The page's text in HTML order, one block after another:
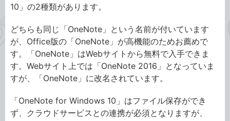
10」の2種類があります。
どちらも同じ「OneNote」という名前が付いています
が、Office版の「OneNote」が高機能のためお薦めで
す。「OneNote」はWebサイトから無料で入手できま
す。Webサイト上では「OneNote 2016」となっていま
すが、「OneNote」に改名されています。
「OneNote for Windows 10」はファイル保存ができ
ず、クラウドサービスとの連携が必須となりますが、